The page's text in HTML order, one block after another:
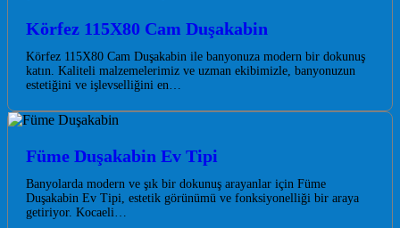
Körfez 115X80 Cam Duşakabin
Körfez 115X80 Cam Duşakabin ile banyonuza modern bir dokunuş
katın. Kaliteli malzemelerimiz ve uzman ekibimizle, banyonuzun
estetiğini ve işlevselliğini en…
Füme Duşakabin Ev Tipi
Banyolarda modern ve şık bir dokunuş arayanlar için Füme
Duşakabin Ev Tipi, estetik görünümü ve fonksiyonelliği bir araya
getiriyor. Kocaeli…